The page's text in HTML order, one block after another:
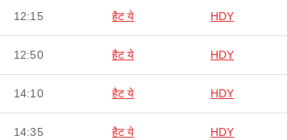
12:15 हैट ये HDY
12:50 हैट ये HDY
14:10 हैट ये HDY
14:35 हैट ये HDY